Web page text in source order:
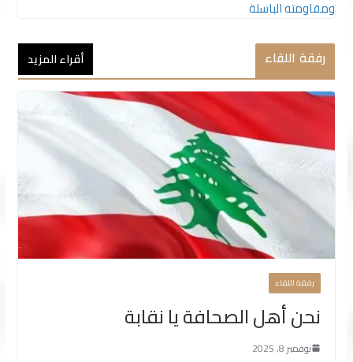
رفقة اللقاء أقراء المزيد
رفقة اللقاء
نحن أهل الصحافة يا نقابة
نوفمبر 8, 2025